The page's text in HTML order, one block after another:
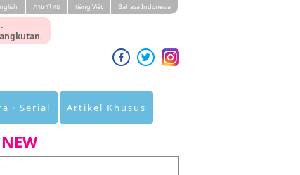
ภาษาไทย tiéng Viêt Bahasa Indonesia
・Serial Artikel Khusus